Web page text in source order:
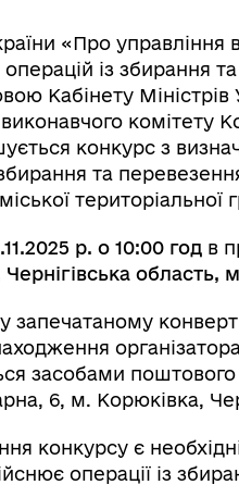
Welcome to
«Про управління
із збирання
Кабінету Міністрів
комітету
конкурс з
та
територіальної
р. о 10:00 год в
Чернігівська
запечатаному
засобами поштового
6, м. Корюківка,
конкурсу є
операції із